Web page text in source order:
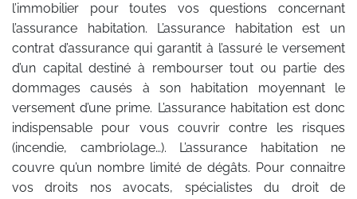
l’immobilier pour toutes vos questions concernant
l’assurance habitation. L’assurance habitation est un
contrat d’assurance qui garantit à l’assuré le versement
d’un capital destiné à rembourser tout ou partie des
dommages causés à son habitation moyennant le
versement d’une prime. L’assurance habitation est donc
indispensable pour vous couvrir contre les risques
(incendie, cambriolage…). L’assurance habitation ne
couvre qu’un nombre limité de dégâts. Pour connaitre
vos droits nos avocats, spécialistes du droit de